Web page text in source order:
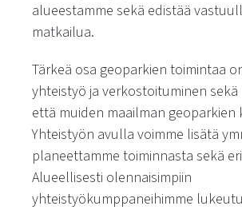
alueestamme sekä edistää
matkailua.
Tärkeä osa geoparkien toimintaa
yhteistyö ja verkostoituminen
että muiden maailman geoparkien
Yhteistyön avulla voimme lisätä
planeettamme toiminnasta sekä
Alueellisesti olennaisimpiin
yhteistyökumppaneihimme